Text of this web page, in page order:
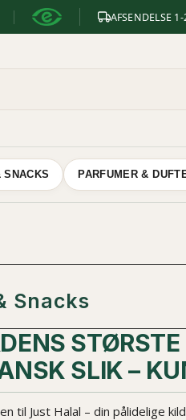
AFSENDELSE
PARFUMER &
Snacks
SLIK –
til Just Halal – din pålidelige